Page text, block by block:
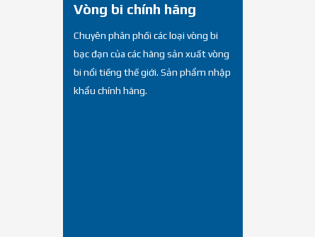
Vòng bi chính hãng
Chuyên phân phối các loại vòng bi
bạc đạn của các hãng sản xuất vòng
bi nổi tiếng thế giới. Sản phẩm nhập
khẩu chính hãng.